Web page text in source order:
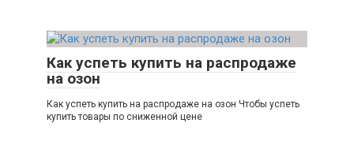
Как успеть купить на распродаже
на озон
Как успеть купить на распродаже на озон Чтобы успеть
купить товары по сниженной цене